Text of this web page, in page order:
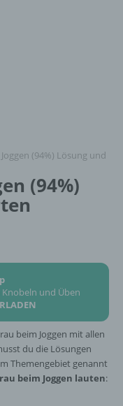
(94%) Lösung und
(94%)
und Üben
beim Joggen mit allen
du die Lösungen
Themengebiet genannt
beim Joggen lauten: